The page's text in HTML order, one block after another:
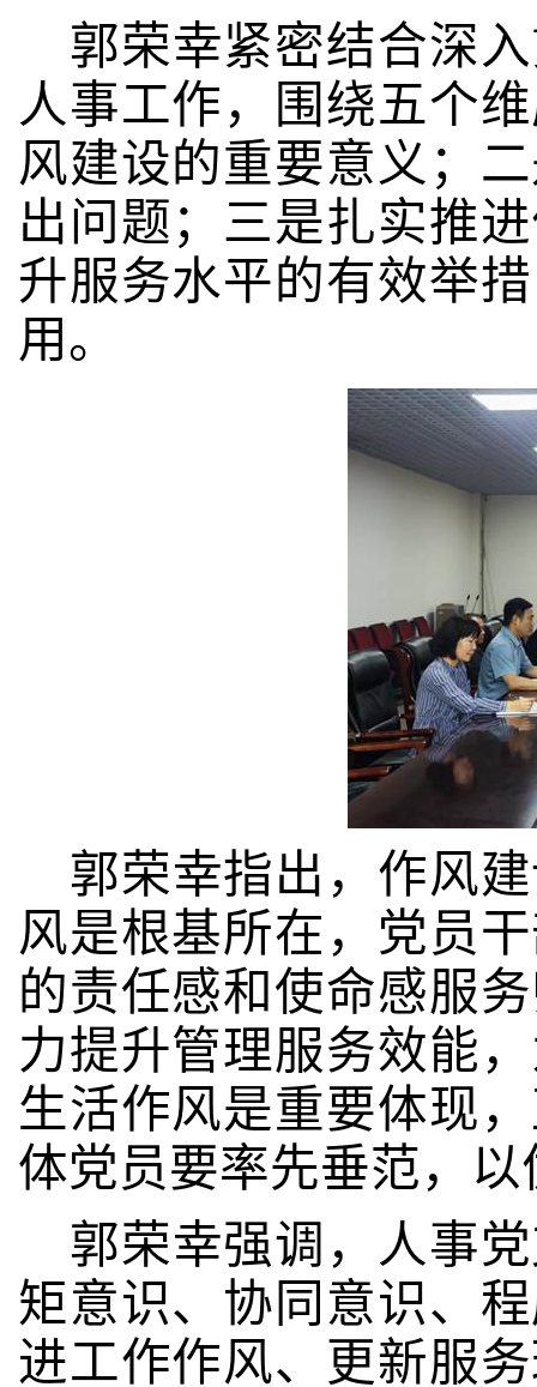
郭荣幸紧密结合深
人事工作，围绕五个
风建设的重要意义；
出问题；三是扎实推
升服务水平的有效举
用。
郭荣幸指出，作风
风是根基所在，党员
的责任感和使命感服
力提升管理服务效能
生活作风是重要体现
体党员要率先垂范，
郭荣幸强调，人事
矩意识、协同意识、
进工作作风、更新服